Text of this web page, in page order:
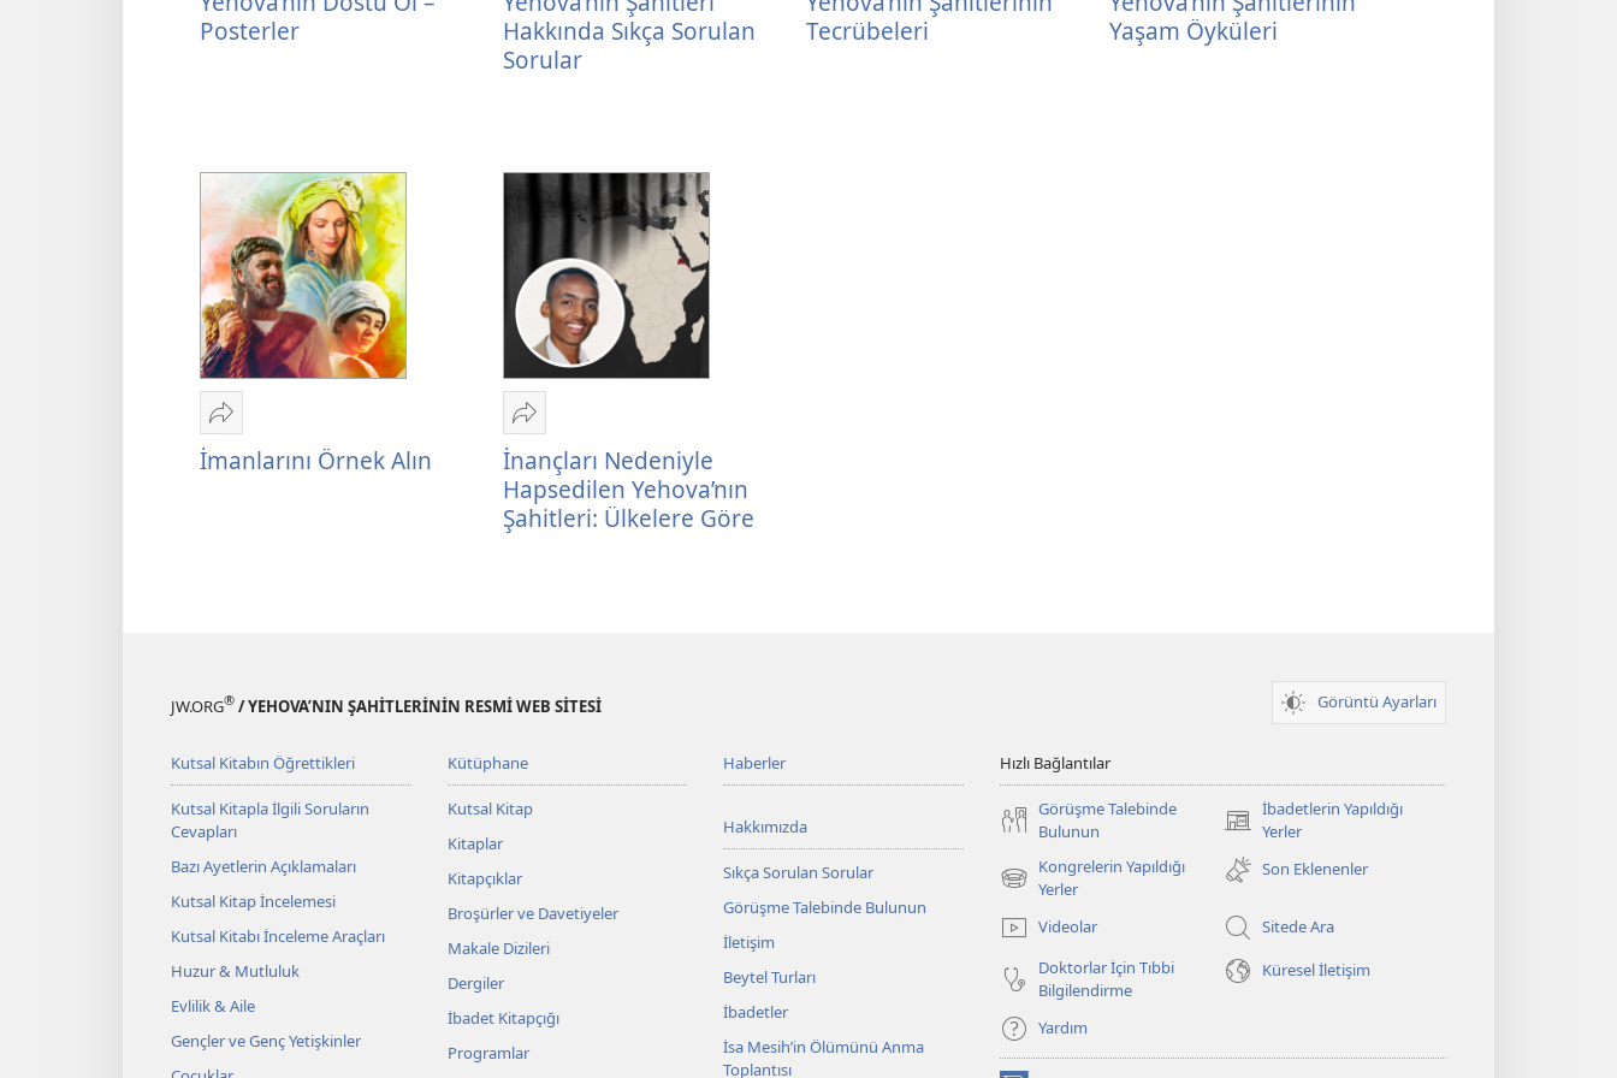
Dostu
Posterler
Şahitleri
Hakkında
Hakkında Sıkça Sorulan
Sorular
Şahitlerinin
Tecrübeleri
indirme
seçenekleri
indirme
seçenekleri
Şahitlerinin
Yaşam Öyküleri
Paylaş
İmanlarını
İmanlarını Örnek Alın
Paylaş
İnançları
Nedeniyle
Hapsedilen
İnançları Nedeniyle
Hapsedilen Yehova’nın
Şahitleri: Ülkelere Göre
JW.ORG® / YEHOVA’NIN ŞAHİTLERİNİN RESMİ WEB SİTESİ Görüntü Ayarları
Kutsal Kitabın Öğrettikleri
Kutsal Kitapla İlgili Soruların
Cevapları
Bazı Ayetlerin Açıklamaları
Kutsal Kitap İncelemesi
Kutsal Kitabı İnceleme Araçları
Huzur & Mutluluk
Evlilik & Aile
Gençler ve Genç Yetişkinler
Kütüphane
Kutsal Kitap
Kitaplar
Kitapçıklar
Broşürler ve Davetiyeler
Makale Dizileri
Dergiler
İbadet Kitapçığı
Programlar
Haberler
Hakkımızda
Sıkça Sorulan Sorular
Görüşme Talebinde Bulunun
İletişim
Beytel Turları
İbadetler
İsa Mesih’in Ölümünü Anma
Toplantısı
Hızlı Bağlantılar
Görüşme Talebinde
Bulunun
İbadetlerin Yapıldığı
Yerler
(yeni
pencere
açar)
Kongrelerin Yapıldığı
Yerler
(yeni
açar)
Son Eklenenler
Videolar
Sitede Ara
Doktorlar İçin Tıbbi
Bilgilendirme
Küresel İletişim
Yardım